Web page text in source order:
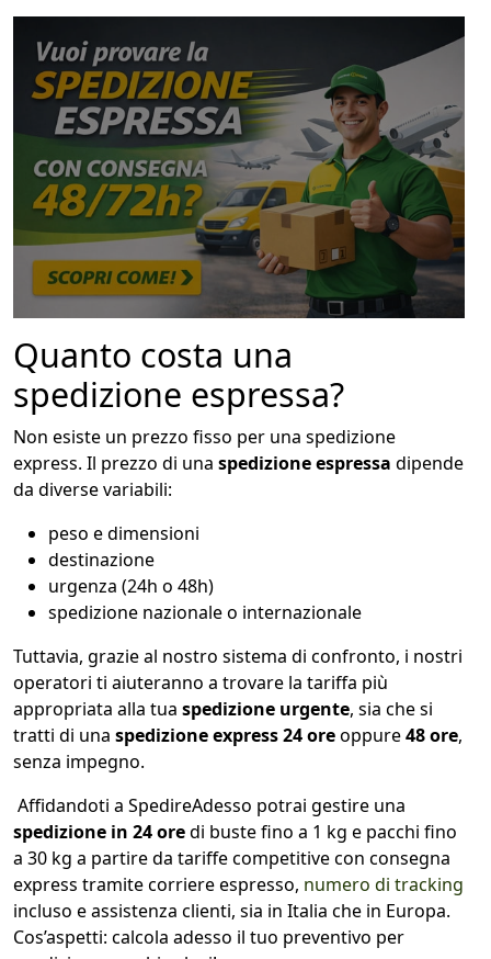
Quanto costa una
spedizione espressa?
Non esiste un prezzo fisso per una spedizione
express. Il prezzo di una spedizione espressa dipende
da diverse variabili:
peso e dimensioni
destinazione
urgenza (24h o 48h)
spedizione nazionale o internazionale
Tuttavia, grazie al nostro sistema di confronto, i nostri
operatori ti aiuteranno a trovare la tariffa più
appropriata alla tua spedizione urgente, sia che si
tratti di una spedizione express 24 oreoppure48 ore,
senza impegno.
Affidandoti a SpedireAdesso potrai gestire una
spedizione in 24 oredi buste fino a 1 kg e pacchi fino
a 30 kg a partire da tariffe competitive con consegna
express tramite corriere espresso, numero di tracking
incluso e assistenza clienti, sia in Italia che in Europa.
Cos’aspetti: calcola adesso il tuo preventivo per